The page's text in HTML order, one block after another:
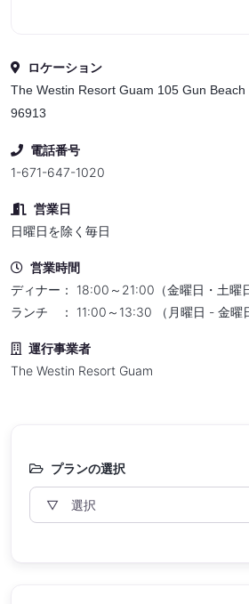
ロケーション
The Westin Resort Guam 105 Gun
96913
電話番号
1-671-647-1020
営業日
日曜日を除く毎日
営業時間
ディナー： 18:00～21:00（金曜日・土曜
ランチ ： 11:00～13:30 （月曜日 - 金曜
運行事業者
The Westin Resort Guam
プランの選択